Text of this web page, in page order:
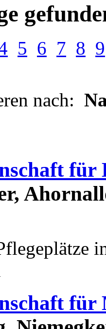
5 6 7 8 9
nach:
für
für